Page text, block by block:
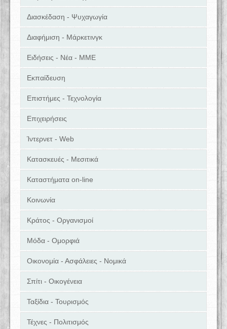
Διασκέδαση - Ψυχαγωγία
Διαφήμιση - Μάρκετινγκ
Ειδήσεις - Νέα - ΜΜΕ
Εκπαίδευση
Επιστήμες - Τεχνολογία
Επιχειρήσεις
Ίντερνετ - Web
Κατασκευές - Μεσιτικά
Καταστήματα on-line
Κοινωνία
Κράτος - Οργανισμοί
Μόδα - Ομορφιά
Οικονομία - Ασφάλειες - Νομικά
Σπίτι - Οικογένεια
Ταξίδια - Τουρισμός
Τέχνες - Πολιτισμός